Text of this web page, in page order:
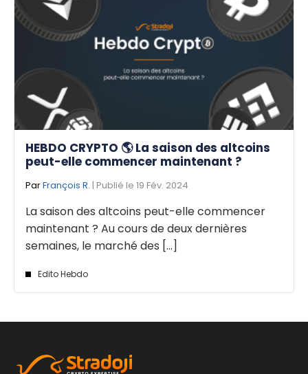
HEBDO CRYPTO 🌎 La saison des altcoins
peut-elle commencer maintenant ?
ParFrançois R. | Publié le 19 Fév. 2024
La saison des altcoins peut-elle commencer
maintenant ? Au cours de deux dernières
semaines, le marché des [...]
Edito Hebdo